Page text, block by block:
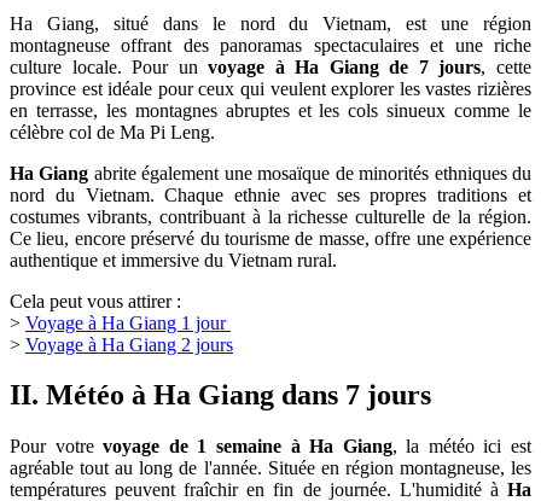
Ha Giang, situé dans le nord du Vietnam, est une région
montagneuse offrant des panoramas spectaculaires et une riche
culture locale. Pour unvoyage à Ha Giang de 7 jours, cette
province est idéale pour ceux qui veulent explorer les vastes rizières
en terrasse, les montagnes abruptes et les cols sinueux comme le
célèbre col de Ma Pi Leng.
Ha Giang abrite également une mosaïque de minorités ethniques du
nord du Vietnam. Chaque ethnie avec ses propres traditions et
costumes vibrants, contribuant à la richesse culturelle de la région.
Ce lieu, encore préservé du tourisme de masse, offre une expérience
authentique et immersive du Vietnam rural.
Cela peut vous attirer :
> Voyage à Ha Giang 1 jour
> Voyage à Ha Giang 2 jours
II. Météo à Ha Giang dans 7 jours
Pour votrevoyage de 1 semaine à Ha Giang, la météo ici est
agréable tout au long de l'année. Située en région montagneuse, les
températures peuvent fraîchir en fin de journée. L'humidité à Ha